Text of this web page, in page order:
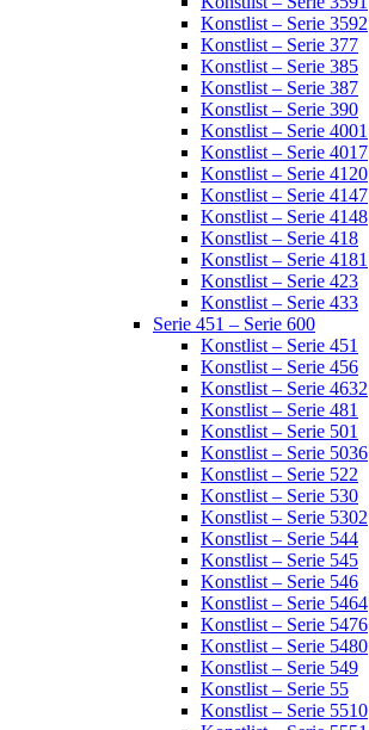
Konstlist – Serie 3592
Konstlist – Serie 377
Konstlist – Serie 385
Konstlist – Serie 387
Konstlist – Serie 390
Konstlist – Serie 4001
Konstlist – Serie 4017
Konstlist – Serie 4120
Konstlist – Serie 4147
Konstlist – Serie 4148
Konstlist – Serie 418
Konstlist – Serie 4181
Konstlist – Serie 423
Konstlist – Serie 433
Serie 451 – Serie 600
Konstlist – Serie 451
Konstlist – Serie 456
Konstlist – Serie 4632
Konstlist – Serie 481
Konstlist – Serie 501
Konstlist – Serie 5036
Konstlist – Serie 522
Konstlist – Serie 530
Konstlist – Serie 5302
Konstlist – Serie 544
Konstlist – Serie 545
Konstlist – Serie 546
Konstlist – Serie 5464
Konstlist – Serie 5476
Konstlist – Serie 5480
Konstlist – Serie 549
Konstlist – Serie 55
Konstlist – Serie 5510